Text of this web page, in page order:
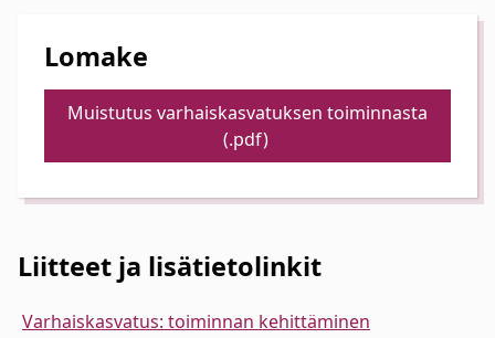
Lomake
Muistutus varhaiskasvatuksen toiminnasta
(.pdf)
Liitteet ja lisätietolinkit
Varhaiskasvatus: toiminnan kehittäminen